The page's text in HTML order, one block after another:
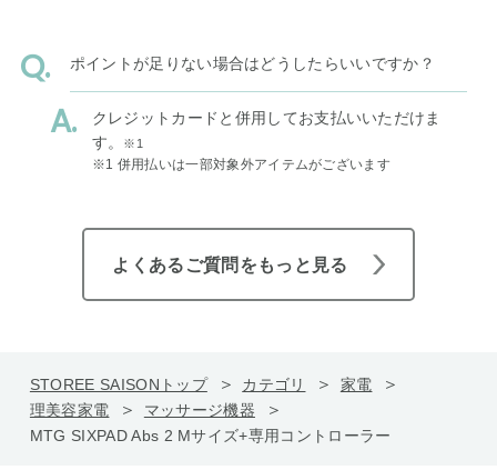
ポイントが足りない場合はどうしたらいいですか？
クレジットカードと併用してお支払いいただけま
す。
※1
※1 併用払いは一部対象外アイテムがございます
よくあるご質問をもっと見る
STOREE SAISONトップ カテゴリ
家電
理美容家電
マッサージ機器
MTG SIXPAD Abs 2 Mサイズ+専用コントローラー